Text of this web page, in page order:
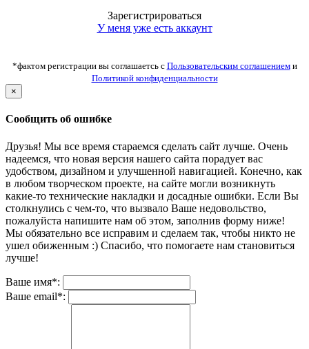
Зарегистрироваться
У меня уже есть аккаунт
*фактом регистрации вы соглашаетсь с Пользовательским соглашениеми
Политикой конфиденциальности
×
Сообщить об ошибке
Друзья! Мы все время стараемся сделать сайт лучше. Очень
надеемся, что новая версия нашего сайта порадует вас
удобством, дизайном и улучшенной навигацией. Конечно, как
в любом творческом проекте, на сайте могли возникнуть
какие-то технические накладки и досадные ошибки. Если Вы
столкнулись с чем-то, что вызвало Ваше недовольство,
пожалуйста напишите нам об этом, заполнив форму ниже!
Мы обязательно все исправим и сделаем так, чтобы никто не
ушел обиженным :) Спасибо, что помогаете нам становиться
лучше!
Ваше имя*:
Ваше email*: